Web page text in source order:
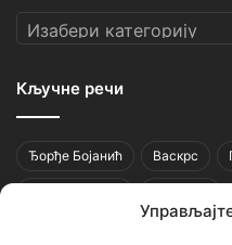
Категорије
Кључне речи
Ђорђе Бојанић Васкрс